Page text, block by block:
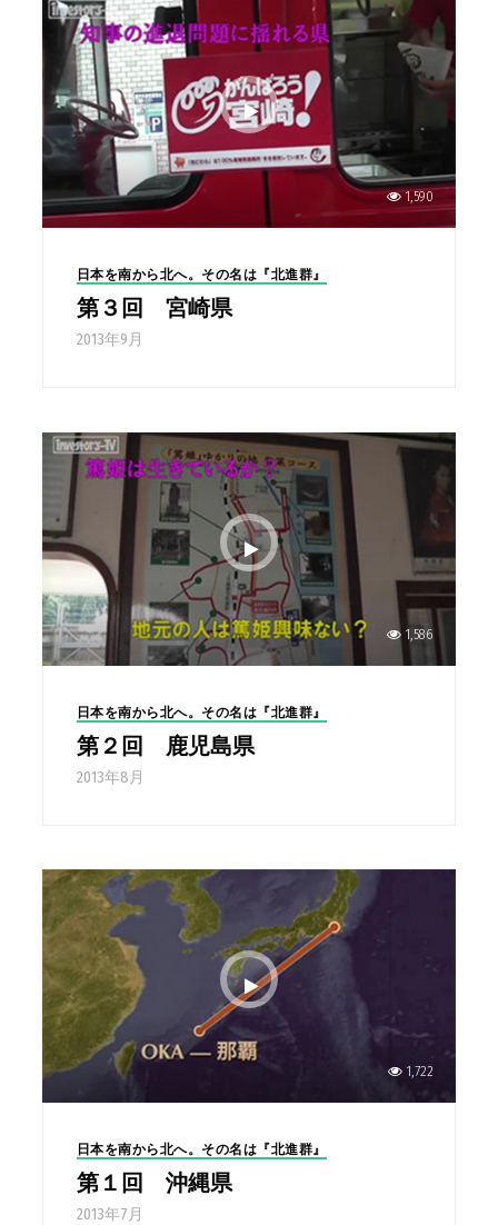
1,590
日本を南から北へ。その名は『北進群』
第３回 宮崎県
2013年9月
1,586
日本を南から北へ。その名は『北進群』
第２回 鹿児島県
2013年8月
1,722
日本を南から北へ。その名は『北進群』
第１回 沖縄県
2013年7月